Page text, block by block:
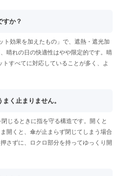
すか？
ト効果を加えたもの」で、遮熱・遮光加
晴れの日の快適性はやや限定的です。晴
すべてに対応していることが多く、よ
く止まりません。
じるときに指を守る構造です。開くと
開くと、傘が止まらず閉じてしまう場合
さずに、ロクロ部分を持ってゆっくり開